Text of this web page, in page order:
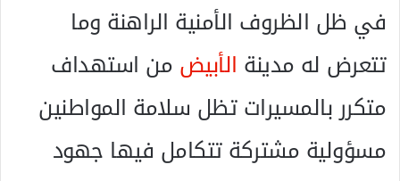
في ظل الظروف الأمنية الراهنة وما
تتعرض له مدينة الأبيضمن استهداف
متكرر بالمسيرات تظل سلامة المواطنين
مسؤولية مشتركة تتكامل فيها جهود